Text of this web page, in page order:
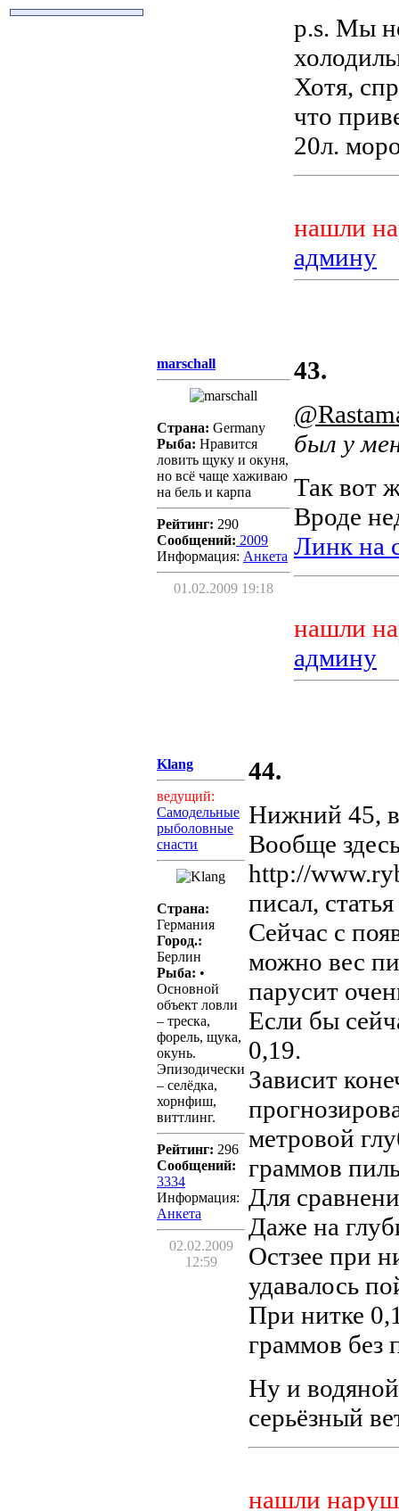
p.s. Мы
Хотя,
что
20л.
нашли
админу
marschall
Страна: Germany
Рыба: Нравится
ловить щуку и окуня,
но всё чаще хаживаю
на бель и карпа
Рейтинг: 290
Сообщений: 2009
Информация: Aнкета
01.02.2009 19:18
43.
был у
Так вот
Вроде
Линк на
нашли
админу
Klang
ведущий:
Самодельные
рыболовные
снасти
Страна:
Германия
Город.:
Берлин
Рыба: •
Основной
объект ловли
– треска,
форель, щука,
окунь.
Эпизодически
– селёдка,
хорнфиш,
виттлинг.
Рейтинг: 296
Сообщений:
3334
Информация:
Aнкета
02.02.2009
12:59
44.
Нижний 45,
Вообще
http://
писал,
Сейчас с
можно вес
парусит
Если бы
0,19.
Зависит
метровой
граммов
Для
Даже на
Остзее при
удавалось
При нитке
граммов без
Ну и
серьёзный
нашли